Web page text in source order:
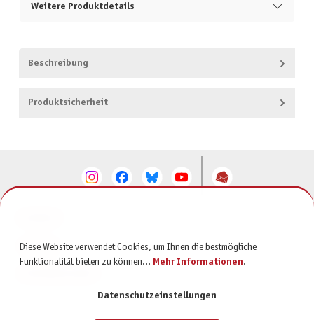
Weitere Produktdetails
Beschreibung
Produktsicherheit
SERVICE
Diese Website verwendet Cookies, um Ihnen die bestmögliche
Funktionalität bieten zu können... Mehr Informationen.
Datenschutzeinstellungen